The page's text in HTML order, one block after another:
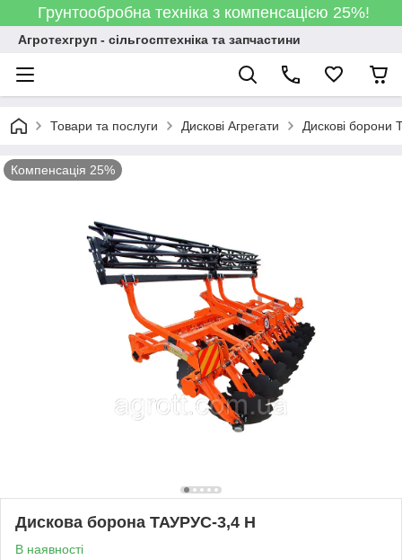
Грунтообробна техніка з компенсацією 25%!
Агротехгруп - сільгосптехніка та запчастини
Товари та послуги Дискові Агрегати Дискові борони
Компенсація 25%
Дискова борона ТАУРУС-3,4 Н
В наявності